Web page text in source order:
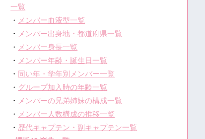
一覧
・ メンバー血液型一覧
・ メンバー出身地・都道府県一覧
・ メンバー身長一覧
・ メンバー年齢・誕生日一覧
・ 同い年・学年別メンバー一覧
・ グループ加入時の年齢一覧
・ メンバーの兄弟姉妹の構成一覧
・ メンバー人数構成の推移一覧
・ 歴代キャプテン・副キャプテン一覧